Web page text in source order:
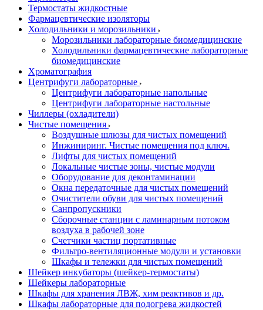
Термостаты жидкостные
Фармацевтические изоляторы
Холодильники и морозильники
Морозильники лабораторные биомедицинские
Холодильники фармацевтические лабораторные
биомедицинские
Хроматография
Центрифуги лабораторные
Центрифуги лабораторные напольные
Центрифуги лабораторные настольные
Чиллеры (охладители)
Чистые помещения
Воздушные шлюзы для чистых помещений
Инжиниринг. Чистые помещения под ключ.
Лифты для чистых помещений
Локальные чистые зоны, чистые модули
Оборудование для деконтаминации
Окна передаточные для чистых помещений
Очистители обуви для чистых помещений
Санпропускники
Сборочные станции с ламинарным потоком
воздуха в рабочей зоне
Счетчики частиц портативные
Фильтро-вентиляционные модули и установки
Шкафы и тележки для чистых помещений
Шейкер инкубаторы (шейкер-термостаты)
Шейкеры лабораторные
Шкафы для хранения ЛВЖ, хим реактивов и др.
Шкафы лабораторные для подогрева жидкостей